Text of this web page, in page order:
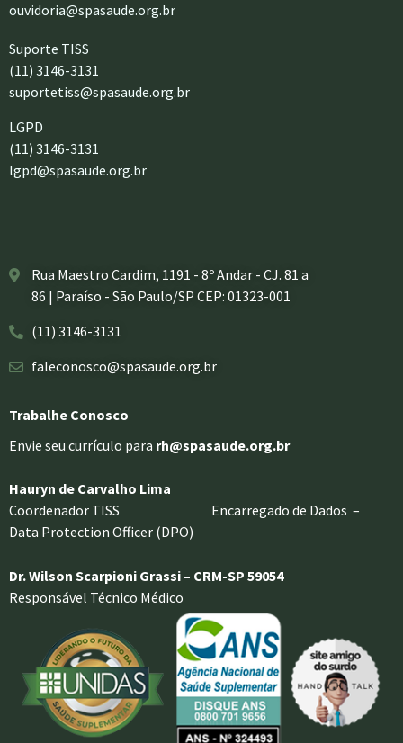
ouvidoria@spasaude.org.br
Suporte TISS
(11) 3146-3131
suportetiss@spasaude.org.br
LGPD
(11) 3146-3131
lgpd@spasaude.org.br
Rua Maestro Cardim, 1191 - 8º Andar - CJ. 81 a
86 | Paraíso - São Paulo/SP CEP: 01323-001
(11) 3146-3131
faleconosco@spasaude.org.br
Trabalhe Conosco
Envie seu currículo para rh@spasaude.org.br
Hauryn de Carvalho Lima
Coordenador TISS Encarregado de Dados –
Data Protection Officer (DPO)
Dr. Wilson Scarpioni Grassi – CRM-SP 59054
Responsável Técnico Médico